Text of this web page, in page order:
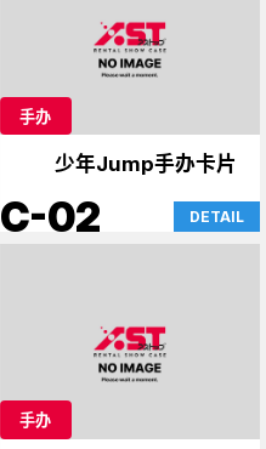
手办
少年Jump手办卡片
C-02 DETAIL
手办